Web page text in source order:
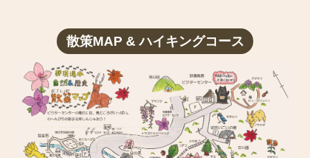
散策MAP & ハイキングコース